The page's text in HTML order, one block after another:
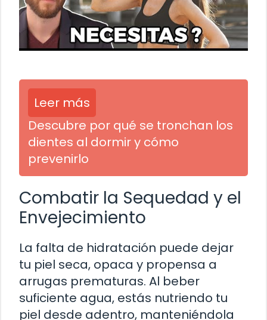
Leer más
Descubre por qué se tronchan los
dientes al dormir y cómo
prevenirlo
Combatir la Sequedad y el
Envejecimiento
La falta de hidratación puede dejar
tu piel seca, opaca y propensa a
arrugas prematuras. Al beber
suficiente agua, estás nutriendo tu
piel desde adentro, manteniéndola